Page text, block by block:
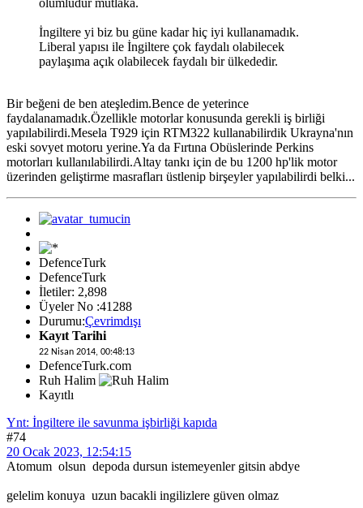
İngiltere yi biz bu güne kadar hiç iyi kullanamadık.
Liberal yapısı ile İngiltere çok faydalı olabilecek
paylaşıma açık olabilecek faydalı bir ülkededir.
Bir beğeni de ben ateşledim.Bence de yeterince
faydalanamadık.Özellikle motorlar konusunda gerekli iş birliği
yapılabilirdi.Mesela T929 için RTM322 kullanabilirdik Ukrayna'nın
eski sovyet motoru yerine.Ya da Fırtına Obüslerinde Perkins
motorları kullanılabilirdi.Altay tankı için de bu 1200 hp'lik motor
üzerinden geliştirme masrafları üstlenip birşeyler yapılabilirdi belki...
DefenceTurk
DefenceTurk
İletiler: 2,898
Üyeler No :41288
Durumu:Çevrimdışı
Kayıt Tarihi
22 Nisan 2014, 00:48:13
DefenceTurk.com
Ruh Halim
Kayıtlı
Ynt: İngiltere ile savunma işbirliği kapıda
#74
20 Ocak 2023, 12:54:15
Atomum olsun depoda dursun istemeyenler gitsin abdye
gelelim konuya uzun bacakli ingilizlere güven olmaz